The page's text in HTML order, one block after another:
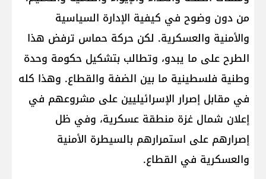
من دون وضوح في كيفية الإدارة السياسية
والأمنية والعسكرية. لكن حركة حماس ترفض هذا
الطرح على ما يبدو، وتطالب بتشكيل حكومة وحدة
وطنية فلسطينية ما بين الضفة والقطاع. وهذا كله
في مقابل إصرار الإسرائيليين على مشروعهم في
إعلان شمال غزة منطقة عسكرية، وفي ظل
إصرارهم على استمرارهم بالسيطرة الأمنية
والعسكرية في القطاع.